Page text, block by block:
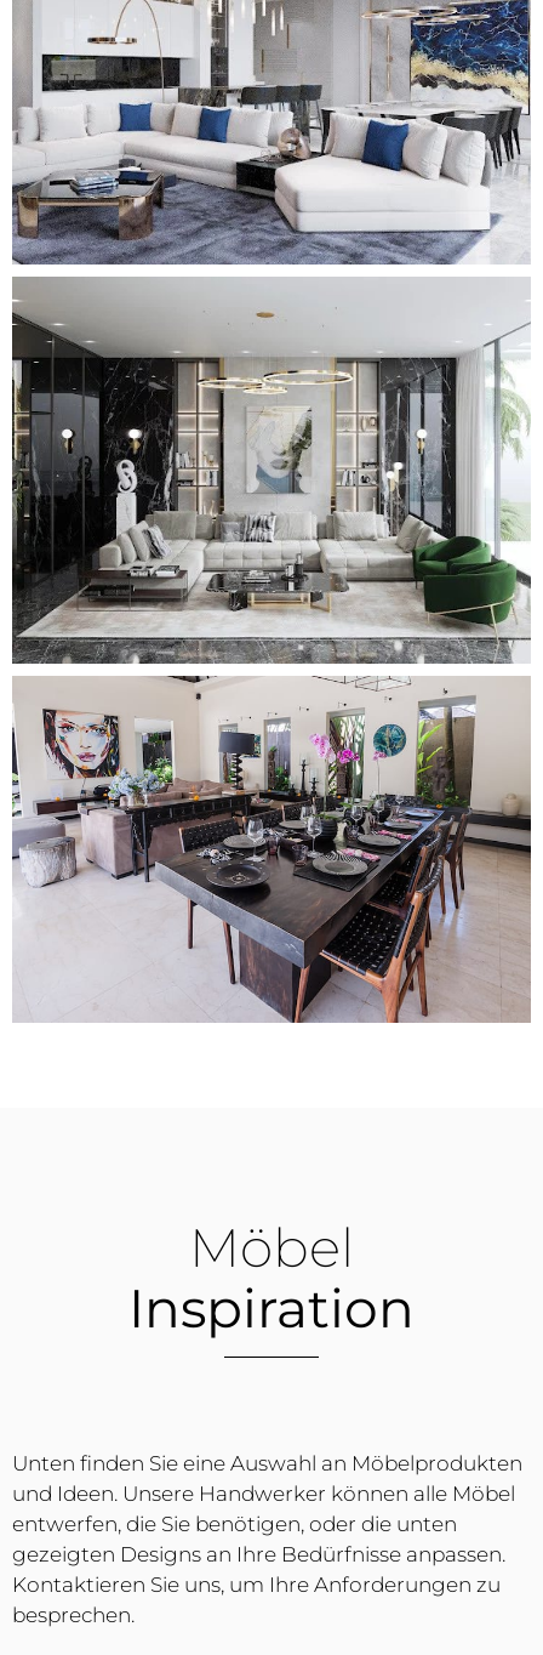
Möbel
Inspiration
Unten finden Sie eine Auswahl an Möbelprodukten
und Ideen. Unsere Handwerker können alle Möbel
entwerfen, die Sie benötigen, oder die unten
gezeigten Designs an Ihre Bedürfnisse anpassen.
Kontaktieren Sie uns, um Ihre Anforderungen zu
besprechen.